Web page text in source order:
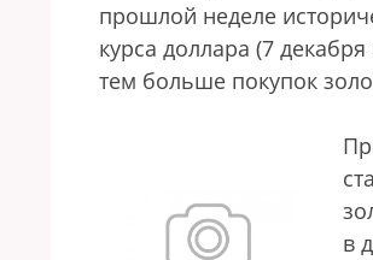
прошлой неделе
курса доллара (7
тем больше покупок
в